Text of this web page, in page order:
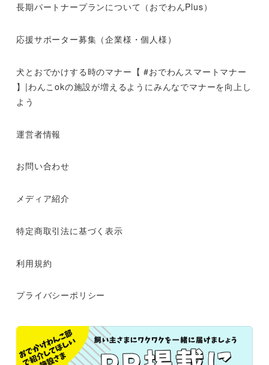
長期パートナープランについて（おでわんPlus）
応援サポーター募集（企業様・個人様）
犬とおでかけする時のマナー【 #おでわんスマートマナー
】|わんこokの施設が増えるようにみんなでマナーを向上し
よう
運営者情報
お問い合わせ
メディア紹介
特定商取引法に基づく表示
利用規約
プライバシーポリシー